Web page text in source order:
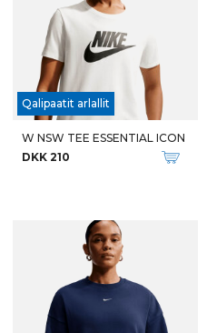
Qalipaatit arlallit
W NSW TEE ESSENTIAL ICON
DKK 210